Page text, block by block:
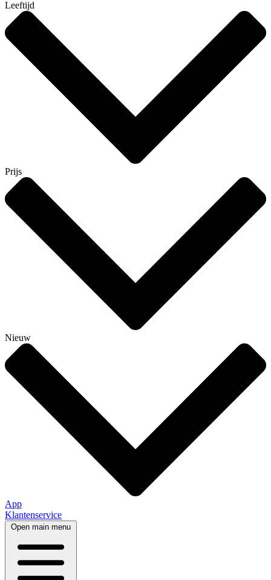
Leeftijd
Prijs
Nieuw
App
Klantenservice
Open main menu